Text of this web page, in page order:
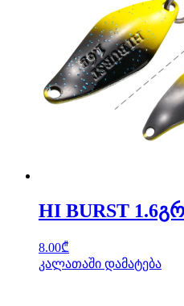
HI BURST
8.00₾
კალათაში დამატება